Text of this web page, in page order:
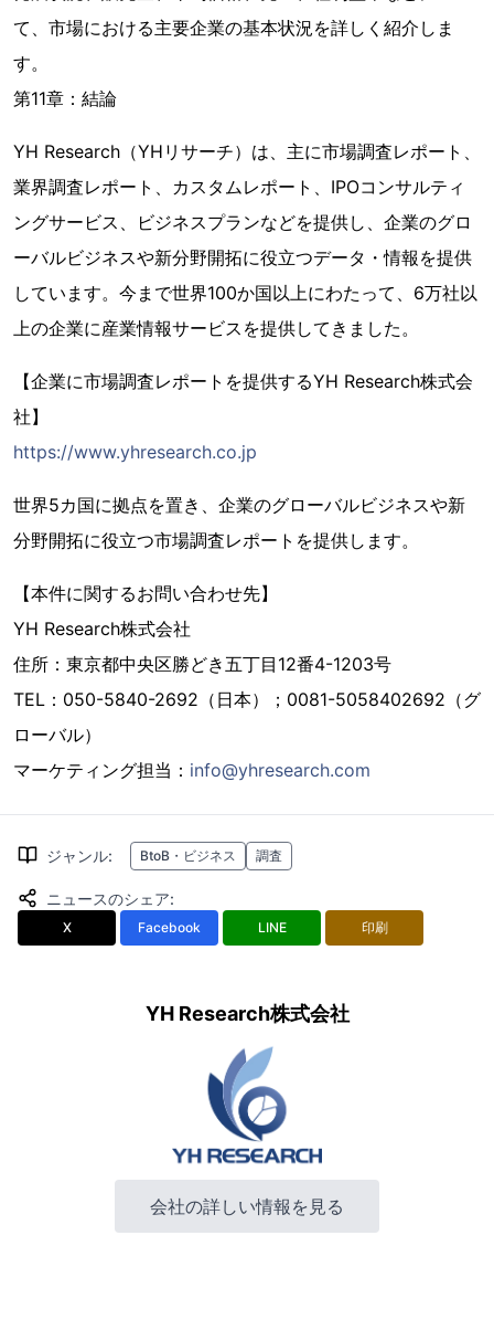
て、市場における主要企業の基本状況を詳しく紹介しま
す。
第11章：結論
YH Research（YHリサーチ）は、主に市場調査レポート、
業界調査レポート、カスタムレポート、IPOコンサルティ
ングサービス、ビジネスプランなどを提供し、企業のグロ
ーバルビジネスや新分野開拓に役立つデータ・情報を提供
しています。今まで世界100か国以上にわたって、6万社以
上の企業に産業情報サービスを提供してきました。
【企業に市場調査レポートを提供するYH Research株式会
社】
https://www.yhresearch.co.jp
世界5カ国に拠点を置き、企業のグローバルビジネスや新
分野開拓に役立つ市場調査レポートを提供します。
【本件に関するお問い合わせ先】
YH Research株式会社
住所：東京都中央区勝どき五丁目12番4-1203号
TEL：050-5840-2692（日本）；0081-5058402692（グ
ローバル）
マーケティング担当： info@yhresearch.com
ジャンル: BtoB・ビジネス 調査
ニュースのシェア:
X Facebook LINE 印刷
YH Research株式会社
会社の詳しい情報を見る